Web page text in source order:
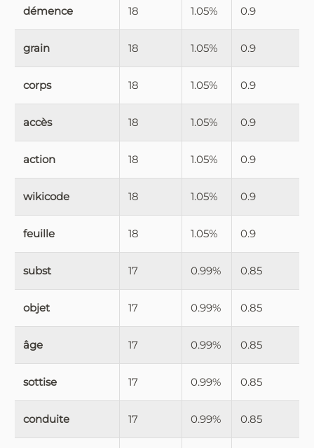
démence 18 1.05% 0.9
grain 18 1.05% 0.9
corps 18 1.05% 0.9
accès 18 1.05% 0.9
action 18 1.05% 0.9
wikicode 18 1.05% 0.9
feuille 18 1.05% 0.9
subst 17 0.99% 0.85
objet 17 0.99% 0.85
âge 17 0.99% 0.85
sottise 17 0.99% 0.85
conduite 17 0.99% 0.85